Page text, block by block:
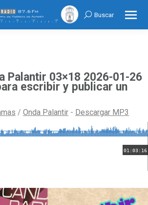
Search:
Buscar
Palantir 03×18 2026-01-26
escribir y publicar un
/ Onda Palantir - Descargar MP3
01:03:16